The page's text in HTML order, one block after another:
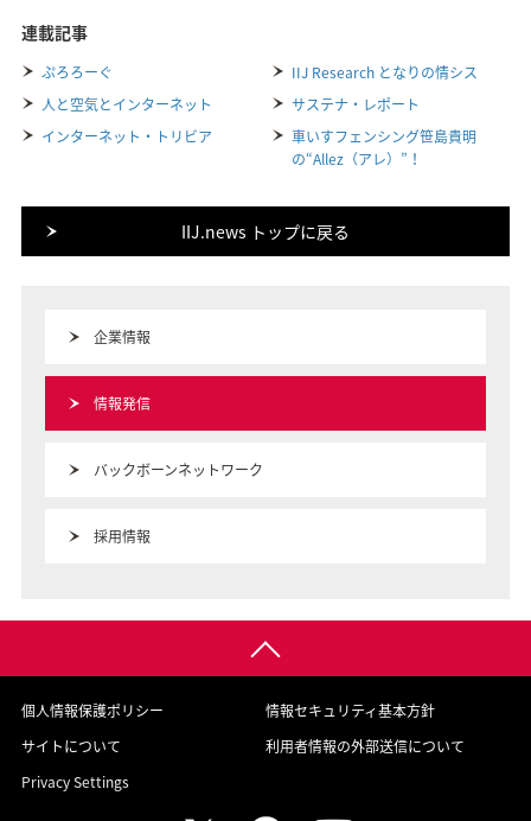
連載記事
ぷろろーぐ
IIJ Research となりの情シス
人と空気とインターネット
サステナ・レポート
インターネット・トリビア
車いすフェンシング笹島貴明
の“Allez（アレ）”！
IIJ.news トップに戻る
企業情報
情報発信
バックボーンネットワーク
採用情報
個人情報保護ポリシー
情報セキュリティ基本方針
サイトについて
利用者情報の外部送信について
Privacy Settings